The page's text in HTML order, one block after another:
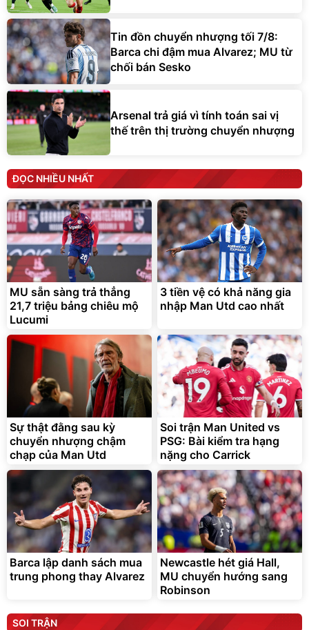
Tin đồn chuyển nhượng tối 7/8:
Barca chi đậm mua Alvarez; MU từ
chối bán Sesko
Arsenal trả giá vì tính toán sai vị
thế trên thị trường chuyển nhượng
ĐỌC NHIỀU NHẤT
MU sẵn sàng trả thẳng
21,7 triệu bảng chiêu mộ
Lucumi
3 tiền vệ có khả năng gia
nhập Man Utd cao nhất
Sự thật đằng sau kỳ
chuyển nhượng chậm
chạp của Man Utd
Soi trận Man United vs
PSG: Bài kiểm tra hạng
nặng cho Carrick
Barca lập danh sách mua
trung phong thay Alvarez
Newcastle hét giá Hall,
MU chuyển hướng sang
Robinson
SOI TRẬN